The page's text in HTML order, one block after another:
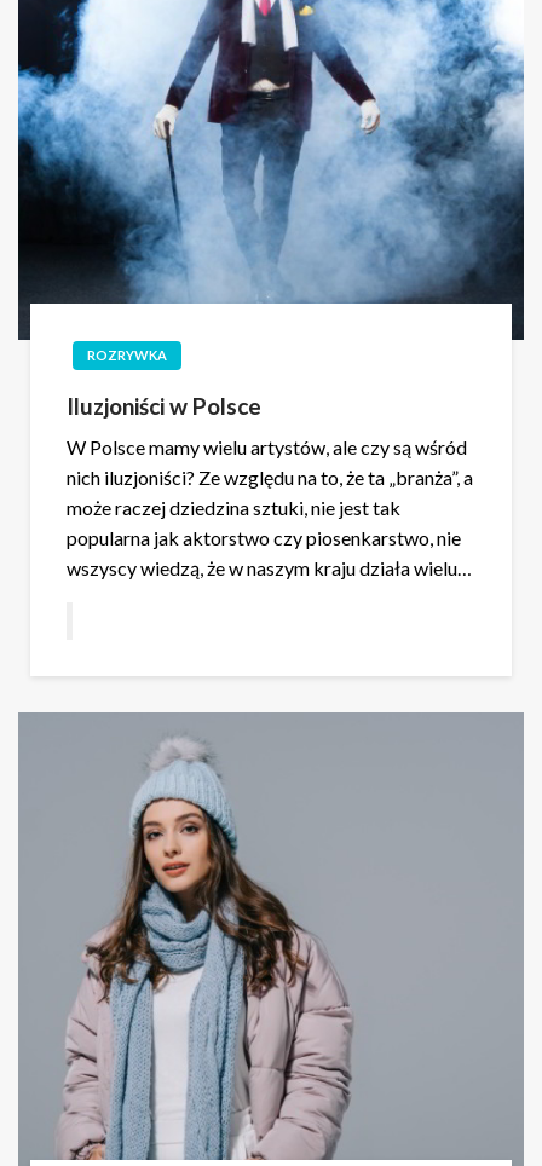
ROZRYWKA
Iluzjoniści w Polsce
W Polsce mamy wielu artystów, ale czy są wśród
nich iluzjoniści? Ze względu na to, że ta „branża”, a
może raczej dziedzina sztuki, nie jest tak
popularna jak aktorstwo czy piosenkarstwo, nie
wszyscy wiedzą, że w naszym kraju działa wielu…